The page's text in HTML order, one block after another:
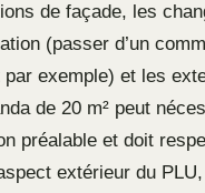
de façade, les
(passer d’un
par exemple) et les
de 20 m² peut
préalable et doit
extérieur du PLU,